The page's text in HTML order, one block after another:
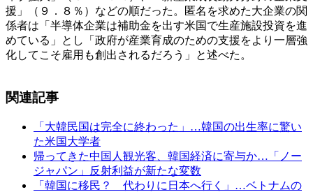
援」（９．８％）などの順だった。匿名を求めた大企業の関
係者は「半導体企業は補助金を出す米国で生産施設投資を進
めている」とし「政府が産業育成のための支援をより一層強
化してこそ雇用も創出されるだろう」と述べた。
関連記事
「大韓民国は完全に終わった」…韓国の出生率に驚い
た米国大学者
帰ってきた中国人観光客、韓国経済に寄与か…「ノー
ジャパン」反射利益が新たな変数
「韓国に移民？ 代わりに日本へ行く」…ベトナムの